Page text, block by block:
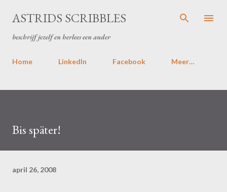
Doorgaan naar hoofdcontent
ASTRIDS SCRIBBLES
beschrijf jezelf en herlees een ander
Home LinkedIn Facebook Meer…
Bis später!
april 26, 2008